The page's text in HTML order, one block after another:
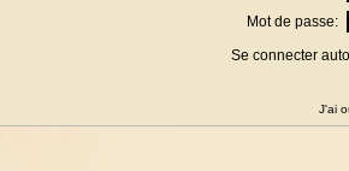
Mot de passe:
Se connecter
J'ai